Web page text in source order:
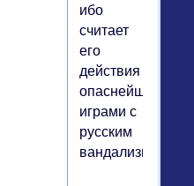
ибо
считает
его
действия
опаснейшими
играми с
русским
вандализмом.